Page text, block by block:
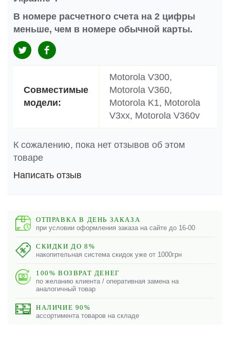
В номере расчетного счета на 2 цифры
меньше, чем в номере обычной карты.
Совместимые
модели:
Motorola V300,
Motorola V360,
Motorola K1, Motorola
V3xx, Motorola V360v
К сожалению, пока нет отзывов об этом
товаре
Написать отзыв
ОТПРАВКА В ДЕНЬ ЗАКАЗА
при условии оформления заказа на сайте до 16-00
СКИДКИ ДО 8%
накопительная система скидок уже от 1000грн
100% ВОЗВРАТ ДЕНЕГ
по желанию клиента / оперативная замена на
аналогичный товар
НАЛИЧИЕ 90%
ассортимента товаров на складе